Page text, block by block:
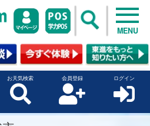
MENU
お天気検索 会員登録 ログイン